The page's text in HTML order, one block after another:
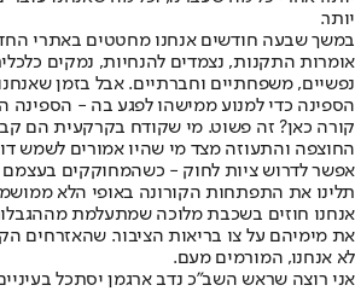
יותר.
במשך שבעה חודשים אנחנו מחטטים באתרי
אומרות התקנות, נצמדים להנחיות, נמקים
נפשיים, משפחתיים וחברתיים. אבל בזמן
הספינה כדי למנוע ממישהו לפגע בה -
קורה כאן? זה פשוט. מי שקודח בקרקעית הם
החוצפה והתעוזה מצד מי שהיו אמורים לשמש
אפשר לדרוש ציות לחוק - כשהמחוקקים בעצמם
תלינו את התפתחות הקורונה באופי הלא
אנחנו חוזים בשכבת מלוכה שמתעלמת
את מימיהם על צו בריאות הציבור. שהאזרחים
לא אנחנו, המורמים מעם.
אני רוצה שראש השב"כ נדב ארגמן יסתכל